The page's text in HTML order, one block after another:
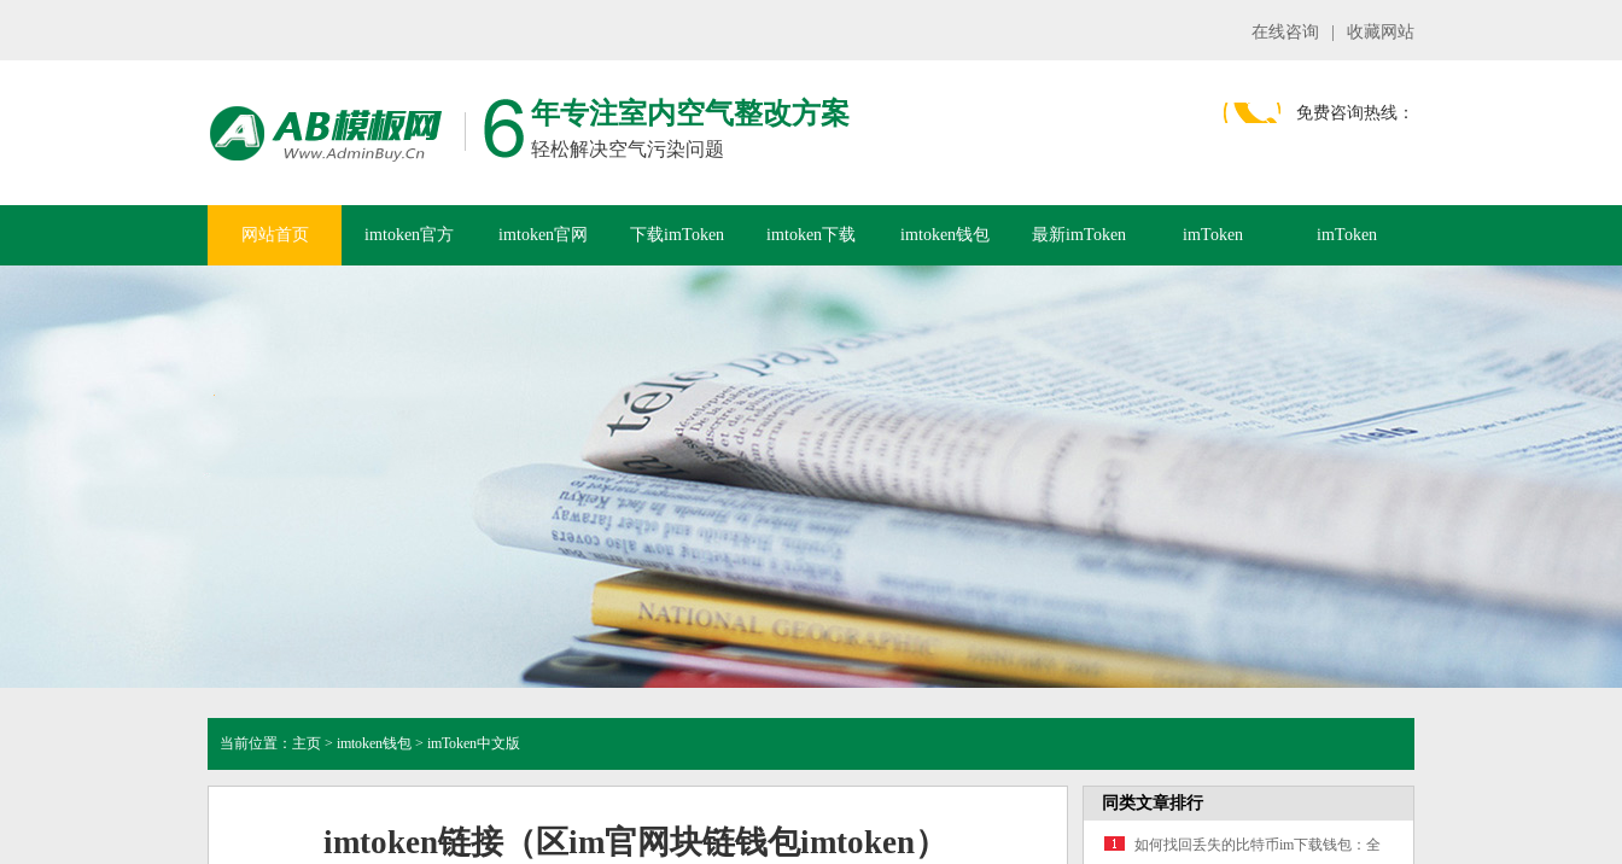
在线咨询 收藏网站
年专注室内空气整改方案
轻松解决空气污染问题
免费咨询热线：
网站首页 imtoken官方 imtoken官网 下载imToken imtoken下载 imtoken钱包 最新imToken imToken imToken
当前位置： 主页 > imtoken钱包 > imToken中文版
imtoken链接（区im官网块链钱包imtoken）
同类文章排行
如何找回丢失的比特币im下载钱包：全